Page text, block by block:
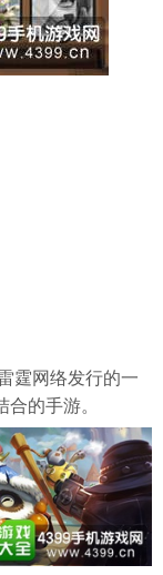
霆网络发行的一
的手游。